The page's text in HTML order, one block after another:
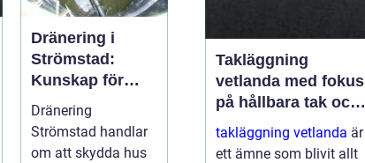
Dränering i
Strömstad:
Kunskap för
tryggare
husgrunder
Dränering
Strömstad handlar
om att skydda hus
Takläggning
vetlanda med fokus
på hållbara tak och
trygga hus
takläggning vetlanda är
ett ämne som blivit allt